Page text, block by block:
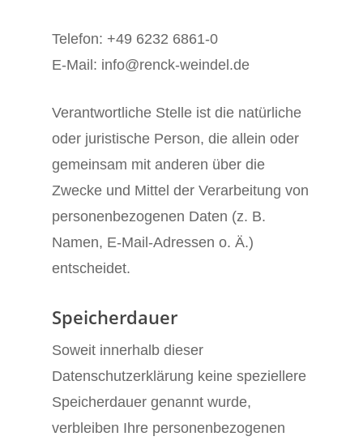
Telefon: +49 6232 6861-0
E-Mail: info@renck-weindel.de
Verantwortliche Stelle ist die natürliche
oder juristische Person, die allein oder
gemeinsam mit anderen über die
Zwecke und Mittel der Verarbeitung von
personenbezogenen Daten (z. B.
Namen, E-Mail-Adressen o. Ä.)
entscheidet.
Speicherdauer
Soweit innerhalb dieser
Datenschutzerklärung keine speziellere
Speicherdauer genannt wurde,
verbleiben Ihre personenbezogenen